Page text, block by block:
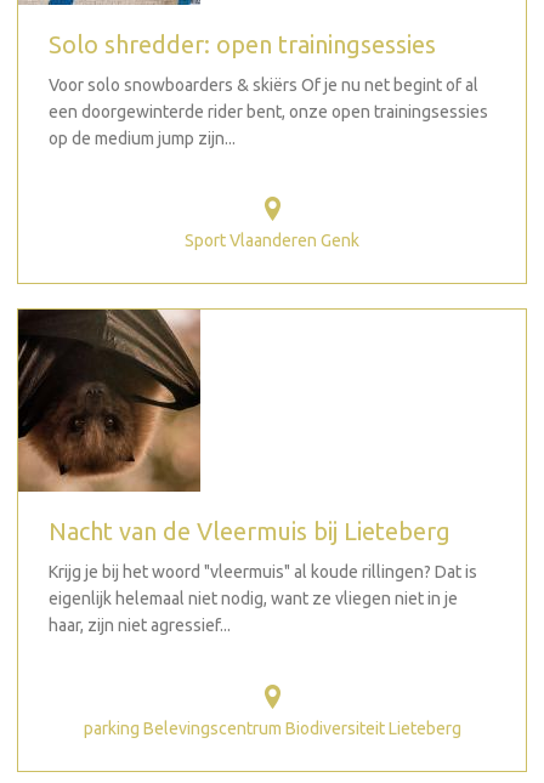
Solo shredder: open trainingsessies
Voor solo snowboarders & skiërs Of je nu net begint of al
een doorgewinterde rider bent, onze open trainingsessies
op de medium jump zijn...
Sport Vlaanderen Genk
Nacht van de Vleermuis bij Lieteberg
Krijg je bij het woord "vleermuis" al koude rillingen? Dat is
eigenlijk helemaal niet nodig, want ze vliegen niet in je
haar, zijn niet agressief...
parking Belevingscentrum Biodiversiteit Lieteberg